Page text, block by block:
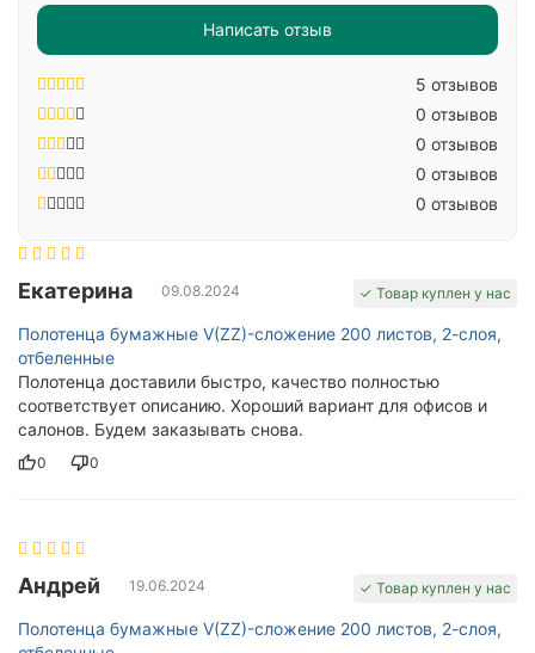
Написать отзыв
5 отзывов
0 отзывов
0 отзывов
0 отзывов
0 отзывов
Екатерина 09.08.2024 ✓ Товар куплен у нас
Полотенца бумажные V(ZZ)-сложение 200 листов, 2-слоя,
отбеленные
Полотенца доставили быстро, качество полностью
соответствует описанию. Хороший вариант для офисов и
салонов. Будем заказывать снова.
0 0
Андрей 19.06.2024 ✓ Товар куплен у нас
Полотенца бумажные V(ZZ)-сложение 200 листов, 2-слоя,